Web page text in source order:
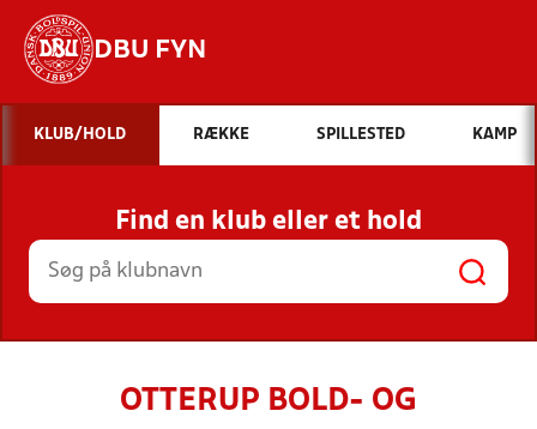
DBU FYN
Hvad vil du søge efter?
INDHOLD OG NYHEDER
STILLINGER, RESULTATER, KLUBBER OG
HOLD
KLUB/HOLD RÆKKE SPILLESTED KAMP
Find en klub eller et hold
OTTERUP BOLD- OG